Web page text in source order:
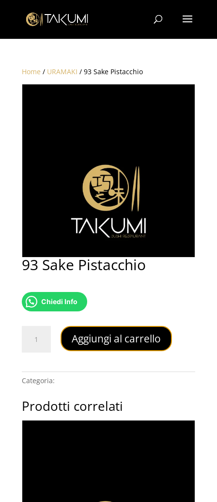
Home / URAMAKI / 93 Sake Pistacchio
93 Sake Pistacchio
Chiedi Info
Aggiungi al carrello
Categoria:
Prodotti correlati